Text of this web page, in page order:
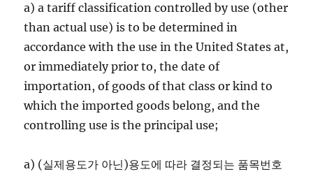
a) a tariff classification controlled by use (other
than actual use) is to be determined in
accordance with the use in the United States at,
or immediately prior to, the date of
importation, of goods of that class or kind to
which the imported goods belong, and the
controlling use is the principal use;
a) (실제용도가 아닌)용도에 따라 결정되는 품목번호